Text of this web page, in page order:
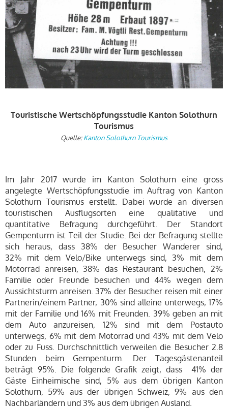
Touristische Wertschöpfungsstudie Kanton Solothurn
Tourismus
Quelle:Kanton Solothurn Tourismus
Im Jahr 2017 wurde im Kanton Solothurn eine gross
angelegte Wertschöpfungsstudie im Auftrag von Kanton
Solothurn Tourismus erstellt. Dabei wurde an diversen
touristischen Ausflugsorten eine qualitative und
quantitative Befragung durchgeführt. Der Standort
Gempenturm ist Teil der Studie. Bei der Befragung stellte
sich heraus, dass 38% der Besucher Wanderer sind,
32% mit dem Velo/Bike unterwegs sind, 3% mit dem
Motorrad anreisen, 38% das Restaurant besuchen, 2%
Familie oder Freunde besuchen und 44% wegen dem
Aussichtsturm anreisen. 37% der Besucher reisen mit einer
Partnerin/einem Partner, 30% sind alleine unterwegs, 17%
mit der Familie und 16% mit Freunden. 39% geben an mit
dem Auto anzureisen, 12% sind mit dem Postauto
unterwegs, 6% mit dem Motorrad und 43% mit dem Velo
oder zu Fuss. Durchschnittlich verweilen die Besucher 2.8
Stunden beim Gempenturm. Der Tagesgästenanteil
beträgt 95%. Die folgende Grafik zeigt, dass 41% der
Gäste Einheimische sind, 5% aus dem übrigen Kanton
Solothurn, 59% aus der übrigen Schweiz, 9% aus den
Nachbarländern und 3% aus dem übrigen Ausland.